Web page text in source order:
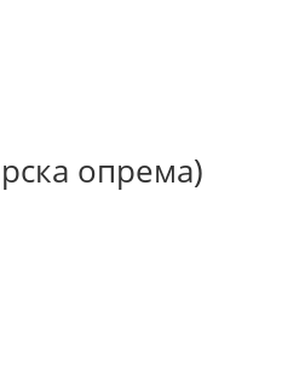
опрема)